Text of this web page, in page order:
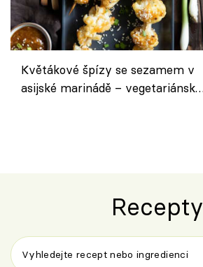
Květákové špízy se sezamem v
asijské marinádě – vegetariánská
Recepty